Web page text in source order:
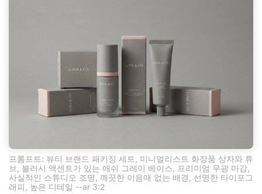
프롬프트: 뷰티 브랜드 패키징 세트, 미니멀리스트 화장품 상자와 튜
브, 블러시 액센트가 있는 애쉬 그레이 베이스, 프리미엄 무광 마감,
사실적인 스튜디오 조명, 깨끗한 이음매 없는 배경, 선명한 타이포그
래피, 높은 디테일 --ar 3:2